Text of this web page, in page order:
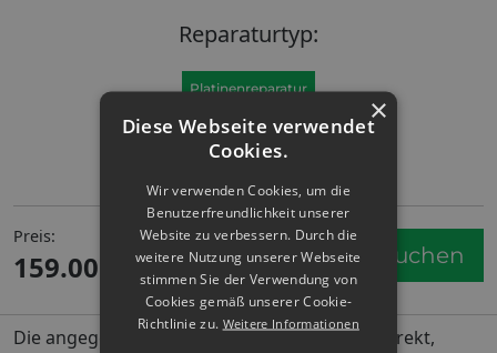
Reparaturtyp:
Platinenreparatur
Preis:
159.00 Service buchen
Die angegebenen Preise sind in der Regel korrekt,
×
Diese Webseite verwendet
Cookies.
Wir verwenden Cookies, um die
Benutzerfreundlichkeit unserer
Website zu verbessern. Durch die
weitere Nutzung unserer Webseite
stimmen Sie der Verwendung von
Cookies gemäß unserer Cookie-
Richtlinie zu. Weitere Informationen